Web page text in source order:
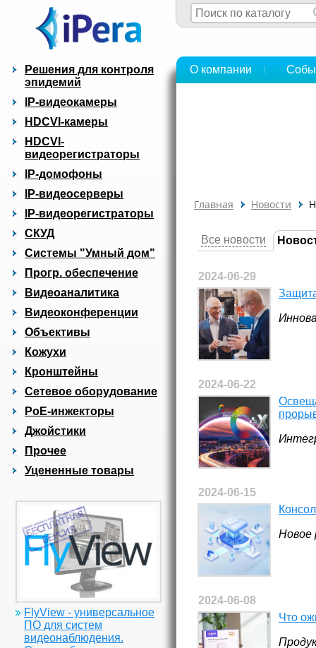
Решения для контроля
эпидемий
IP-видеокамеры
HDCVI-камеры
HDCVI-
видеорегистраторы
IP-домофоны
IP-видеосерверы
IP-видеорегистраторы
СКУД
Системы "Умный дом"
Прогр. обеспечение
Видеоаналитика
Видеоконференции
Объективы
Кожухи
Кронштейны
Сетевое оборудование
PoE-инжекторы
Джойстики
Прочее
Уцененные товары
FlyView - универсальное
ПО для систем
видеонаблюдения.
О компании
Главная Новости
Все новости
2024-06-29
2024-06-22
2024-06-15
Новое
2024-06-08
Что